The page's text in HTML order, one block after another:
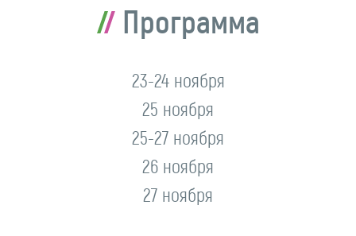
Программа
23-24 ноября
25 ноября
25-27 ноября
26 ноября
27 ноября